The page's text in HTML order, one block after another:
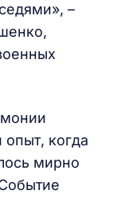
–
когда
мирно